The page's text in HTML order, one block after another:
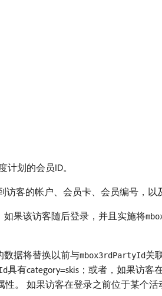
计划的会员ID。
客的帐户、会员卡、会员编号，以
如果该访客随后登录，并且实施将
数据将替换以前与mbox3rdPartyId关
具有category=skis；或者，如果访客
性。 如果访客在登录之前位于某个活